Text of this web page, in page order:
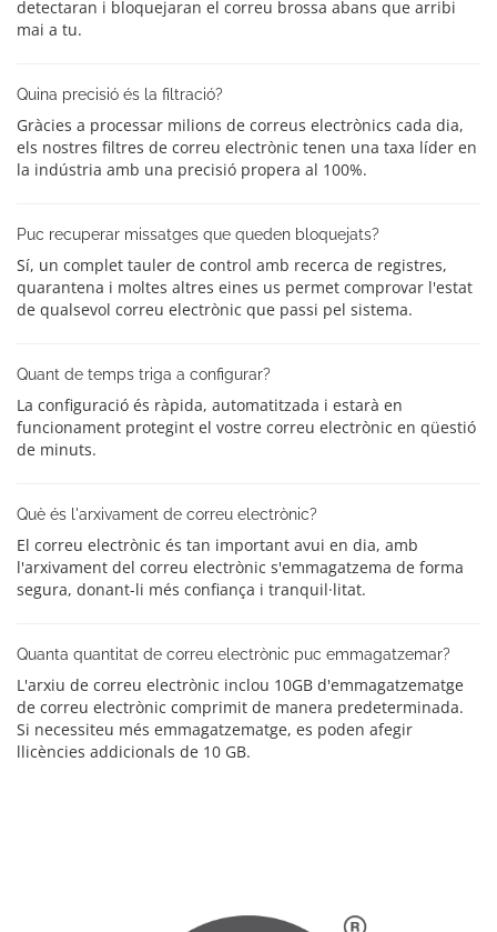
detectaran i bloquejaran el correu brossa abans que arribi
mai a tu.
Quina precisió és la filtració?
Gràcies a processar milions de correus electrònics cada dia,
els nostres filtres de correu electrònic tenen una taxa líder en
la indústria amb una precisió propera al 100%.
Puc recuperar missatges que queden bloquejats?
Sí, un complet tauler de control amb recerca de registres,
quarantena i moltes altres eines us permet comprovar l'estat
de qualsevol correu electrònic que passi pel sistema.
Quant de temps triga a configurar?
La configuració és ràpida, automatitzada i estarà en
funcionament protegint el vostre correu electrònic en qüestió
de minuts.
Què és l'arxivament de correu electrònic?
El correu electrònic és tan important avui en dia, amb
l'arxivament del correu electrònic s'emmagatzema de forma
segura, donant-li més confiança i tranquil·litat.
Quanta quantitat de correu electrònic puc emmagatzemar?
L'arxiu de correu electrònic inclou 10GB d'emmagatzematge
de correu electrònic comprimit de manera predeterminada.
Si necessiteu més emmagatzematge, es poden afegir
llicències addicionals de 10 GB.